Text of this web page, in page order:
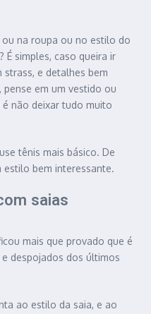
na roupa ou no estilo do
É simples, caso queira ir
strass, e detalhes bem
em um vestido ou
não deixar tudo muito
tênis mais básico. De
estilo bem interessante.
saias
mais que provado que é
despojados dos últimos
ao estilo da saia, e ao